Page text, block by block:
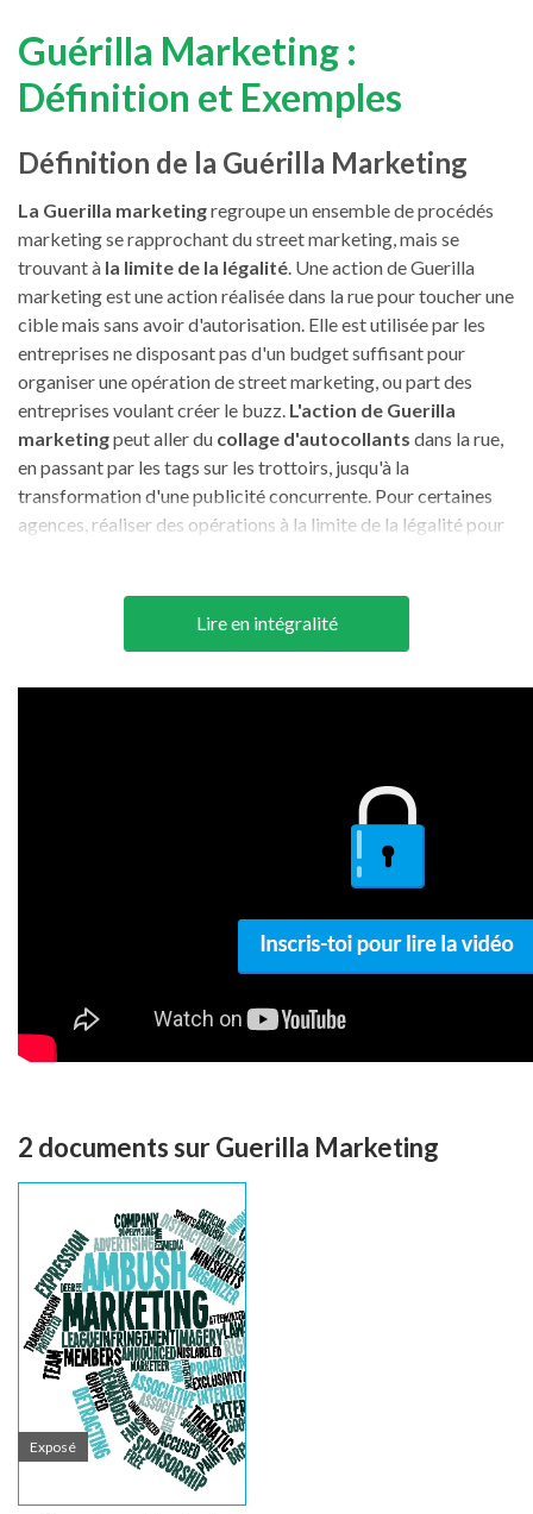
Guérilla Marketing :
Définition et Exemples
Définition de la Guérilla Marketing
La Guerilla marketingregroupe un ensemble de procédés
marketing se rapprochant du street marketing, mais se
trouvant à la limite de la légalité. Une action de Guerilla
marketing est une action réalisée dans la rue pour toucher une
cible mais sans avoir d'autorisation. Elle est utilisée par les
entreprises ne disposant pas d'un budget suffisant pour
organiser une opération de street marketing, ou part des
entreprises voulant créer le buzz. L'action de Guerilla
marketingpeut aller du collage d'autocollants dans la rue,
en passant par les tags sur les trottoirs, jusqu'à la
transformation d'une publicité concurrente. Pour certaines
agences, réaliser des opérations à la limite de la légalité pour
- Aux articles d'experts sur la guerilla marketing
TOUTES LES DEFINITIONS
Lire en intégralité
2 documents sur Guerilla Marketing
Exposé